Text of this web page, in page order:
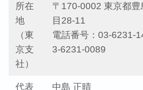
所在
地
（東
京支
社）
〒170-0002 東京都
目28-11
電話番号：03-6231-
3-6231-0089
代表
中島 正晴